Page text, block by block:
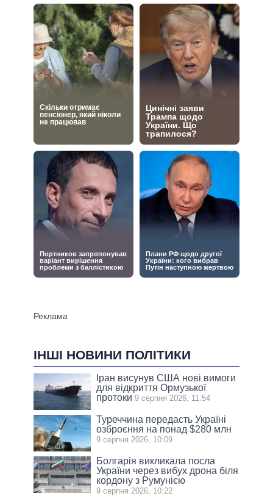
ІНШІ НОВИНИ ПОЛІТИКИ
Іран висунув США нові вимоги
для відкриття Ормузької
протоки 9 серпня 2026, 11:54
Туреччина передасть Україні
озброєння на понад $280 млн
9 серпня 2026, 10:09
Болгарія викликала посла
України через вибух дрона біля
кордону з Румунією
9 серпня 2026, 10:22